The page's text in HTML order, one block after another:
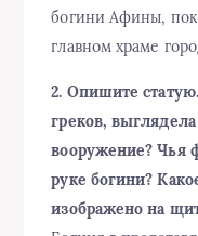
богини Афины,
главном храме
2. Опишите
греков,
вооружение? Чья
руке богини?
изображено на